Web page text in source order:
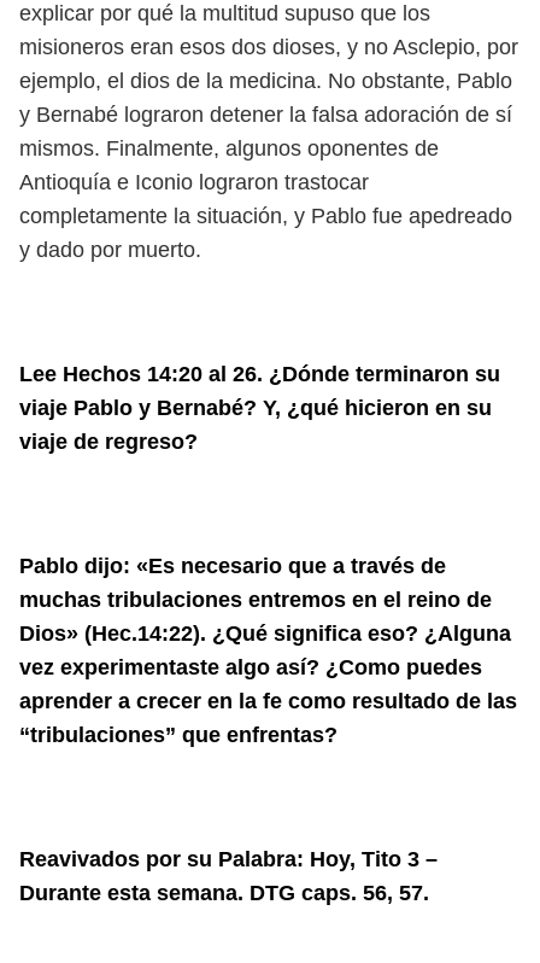
explicar por qué la multitud supuso que los
misioneros eran esos dos dioses, y no Asclepio, por
ejemplo, el dios de la medicina. No obstante, Pablo
y Bernabé lograron detener la falsa adoración de sí
mismos. Finalmente, algunos oponentes de
Antioquía e Iconio lograron trastocar
completamente la situación, y Pablo fue apedreado
y dado por muerto.
Lee Hechos 14:20 al 26. ¿Dónde terminaron su
viaje Pablo y Bernabé? Y, ¿qué hicieron en su
viaje de regreso?
Pablo dijo: «Es necesario que a través de
muchas tribulaciones entremos en el reino de
Dios» (Hec.14:22). ¿Qué significa eso? ¿Alguna
vez experimentaste algo así? ¿Como puedes
aprender a crecer en la fe como resultado de las
“tribulaciones” que enfrentas?
Reavivados por su Palabra: Hoy, Tito 3 –
Durante esta semana. DTG caps. 56, 57.